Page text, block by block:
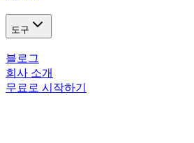
도구
블로그
회사 소개
무료로 시작하기